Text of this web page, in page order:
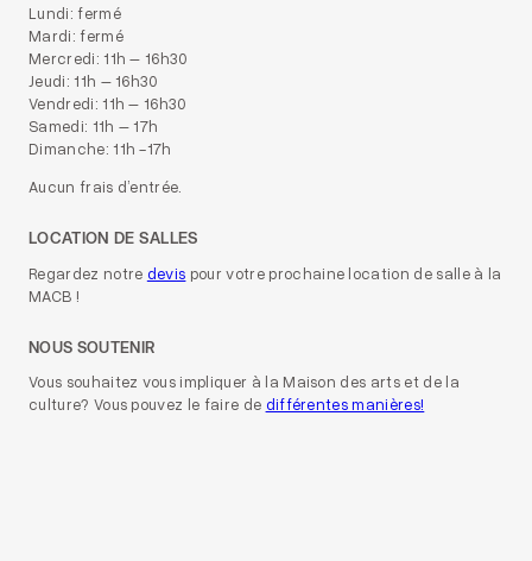
Lundi: fermé
Mardi: fermé
Mercredi: 11h – 16h30
Jeudi: 11h – 16h30
Vendredi: 11h – 16h30
Samedi: 11h – 17h
Dimanche: 11h -17h
Aucun frais d’entrée.
LOCATION DE SALLES
Regardez notre devis pour votre prochaine location de salle à la
MACB !
NOUS SOUTENIR
Vous souhaitez vous impliquer à la Maison des arts et de la
culture? Vous pouvez le faire de différentes manières!